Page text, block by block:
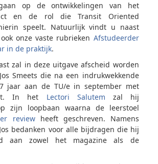
op de ontwikkelingen van het
en de rol die Transit Oriented
speelt. Natuurlijk vindt u naast
onze vaste rubrieken Afstudeerder
in de praktijk.
zal in deze uitgave afscheid worden
Smeets die na een indrukwekkende
jaar aan de TU/e in september met
In het Lectori Salutem zal hij
zijn loopbaan waarna de leerstoel
reviewheeft geschreven. Namens
Jos bedanken voor alle bijdragen die hij
aan zowel het magazine als de